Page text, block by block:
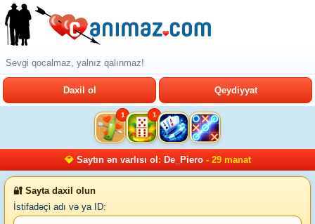
Sevgi qocalmaz, yalnız qalınmaz!
Daxil ol Qeydiyyat
1 1
💎 Saytın ən varlısı ol : De_Piero- 29 manat
🔐 Sayta daxil olun
İstifadəçi adı və ya ID: